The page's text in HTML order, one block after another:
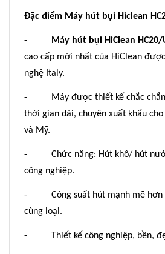
Đặc điểm Máy hút bụi Hiclean
- Máy hút bụi HiClean HC20/
cao cấp mới nhất của HiClean
nghệ Italy.
- Máy được thiết kế chắc chắn,
thời gian dài, chuyên xuất khẩu
và Mỹ.
- Chức năng: Hút khô/ hút nước
công nghiệp.
- Công suất hút mạnh mẽ hơn
cùng loại.
- Thiết kế công nghiệp, bền,